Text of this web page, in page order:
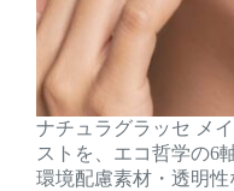
ナチュラグラッセ メ
ストを、エコ哲学の6
環境配慮素材・透明